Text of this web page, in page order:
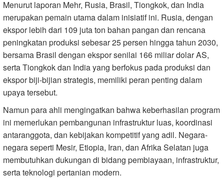
Menurut laporan Mehr, Rusia, Brasil, Tiongkok, dan India
merupakan pemain utama dalam inisiatif ini. Rusia, dengan
ekspor lebih dari 109 juta ton bahan pangan dan rencana
peningkatan produksi sebesar 25 persen hingga tahun 2030,
bersama Brasil dengan ekspor senilai 166 miliar dolar AS,
serta Tiongkok dan India yang berfokus pada produksi dan
ekspor biji-bijian strategis, memiliki peran penting dalam
upaya tersebut.
Namun para ahli mengingatkan bahwa keberhasilan program
ini memerlukan pembangunan infrastruktur luas, koordinasi
antaranggota, dan kebijakan kompetitif yang adil. Negara-
negara seperti Mesir, Etiopia, Iran, dan Afrika Selatan juga
membutuhkan dukungan di bidang pembiayaan, infrastruktur,
serta teknologi pertanian modern.